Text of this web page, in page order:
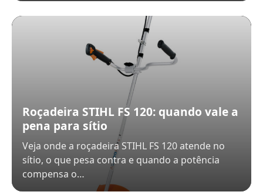
Roçadeira STIHL FS 120: quando vale a
pena para sítio
Veja onde a roçadeira STIHL FS 120 atende no
sítio, o que pesa contra e quando a potência
compensa o…